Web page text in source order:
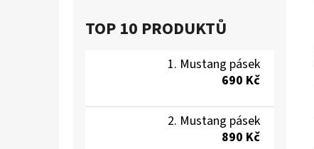
TOP 10 PRODUKTŮ
Mustang pásek
690 Kč
Mustang pásek
890 Kč